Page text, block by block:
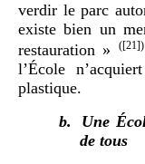
verdir le parc
existe bien un
restauration »
([21])
l’École
plastique.
b.
Une
de tous